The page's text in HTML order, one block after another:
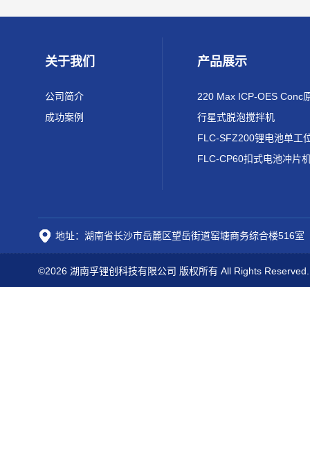
关于我们
公司简介
成功案例
产品展示
行星式脱泡搅拌机
FLC-CP60扣式电池冲片
地址：湖南省长沙市岳麓区望岳街道窑塘商务综合楼516室
©2026 湖南孚锂创科技有限公司 版权所有 All Rights